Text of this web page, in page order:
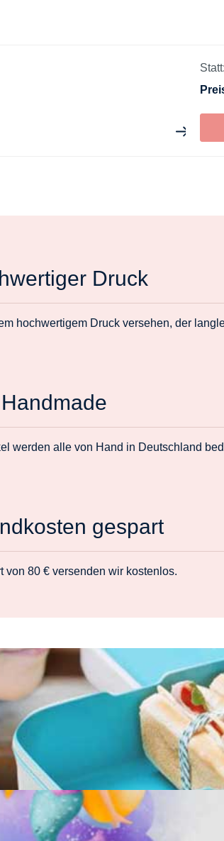
Statt:
Druck
hochwertigem Druck versehen, der
werden alle von Hand in Deutschland
gespart
von 80 € versenden wir kostenlos.